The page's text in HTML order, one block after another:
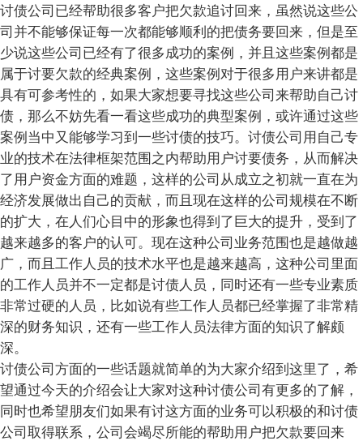
讨债公司已经帮助很多客户把欠款追讨回来，虽然说这些公
司并不能够保证每一次都能够顺利的把债务要回来，但是至
少说这些公司已经有了很多成功的案例，并且这些案例都是
属于讨要欠款的经典案例，这些案例对于很多用户来讲都是
具有可参考性的，如果大家想要寻找这些公司来帮助自己讨
债，那么不妨先看一看这些成功的典型案例，或许通过这些
案例当中又能够学习到一些讨债的技巧。讨债公司用自己专
业的技术在法律框架范围之内帮助用户讨要债务，从而解决
了用户资金方面的难题，这样的公司从成立之初就一直在为
经济发展做出自己的贡献，而且现在这样的公司规模在不断
的扩大，在人们心目中的形象也得到了巨大的提升，受到了
越来越多的客户的认可。现在这种公司业务范围也是越做越
广，而且工作人员的技术水平也是越来越高，这种公司里面
的工作人员并不一定都是讨债人员，同时还有一些专业素质
非常过硬的人员，比如说有些工作人员都已经掌握了非常精
深的财务知识，还有一些工作人员法律方面的知识了解颇
深。
讨债公司方面的一些话题就简单的为大家介绍到这里了，希
望通过今天的介绍会让大家对这种讨债公司有更多的了解，
同时也希望朋友们如果有讨这方面的业务可以积极的和讨债
公司取得联系，公司会竭尽所能的帮助用户把欠款要回来